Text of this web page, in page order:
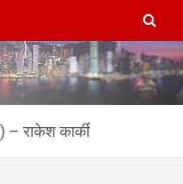
अनलाईन
com
– राकेश कार्की